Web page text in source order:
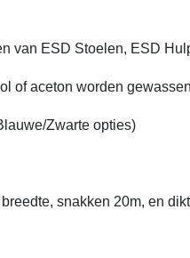
van ESD Stoelen, ESD
of aceton worden
Zwarte opties)
snakken 20m, en